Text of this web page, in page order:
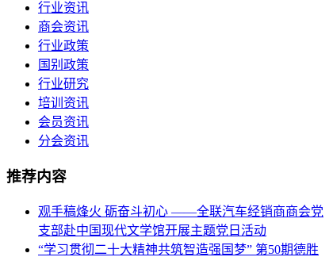
行业资讯
商会资讯
行业政策
国别政策
行业研究
培训资讯
会员资讯
分会资讯
推荐内容
观手稿烽火 砺奋斗初心 ——全联汽车经销商商会党
支部赴中国现代文学馆开展主题党日活动
“学习贯彻二十大精神共筑智造强国梦” 第50期德胜